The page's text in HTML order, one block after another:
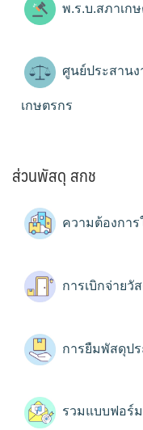
พ.ร.บ.สภาเก
ศูนย์ประสาน
เกษตรกร
ส่วนพัสดุ สกช
ความต้องกา
การเบิกจ่ายวั
การยืมพัสดุปร
รวมแบบฟอร์